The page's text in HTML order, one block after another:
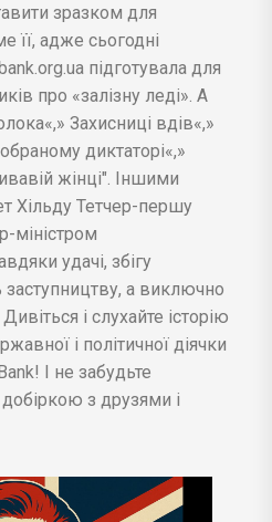
зразком для
її, адже сьогодні
підготувала для
про «залізну леді». А
Захисниці вдів«,»
диктаторі«,»
жінці". Іншими
Хільду Тетчер-першу
міністром
удачі, збігу
а виключно
і слухайте історію
і політичної діячки
І не забудьте
з друзями і